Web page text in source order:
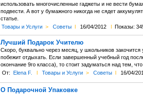
использовать многочисленные гаджеты и не вести
подвести. А вот у бумажного никогда не сядет
статье.
Товары и Услуги > Советы l 16/04/2012 l Показы:
Лучший Подарок Учителю
Скоро, буквально через месяц, у школьников
побежит отдыхать. Если завершенный учебный год
окончание 9го класса), то стоит задуматься над тем,
От: Elena F. l Товары и Услуги > Советы l 16/04/
О Подарочной Упаковке